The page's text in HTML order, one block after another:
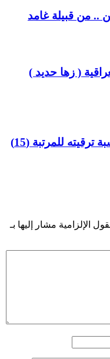
.. من قبيلة غامد
( زها حديد )
صالح الغامدي يشكر القيادة بمناسبة ترقيته للمرتبة (15)
الإلزامية مشار إليها بـ